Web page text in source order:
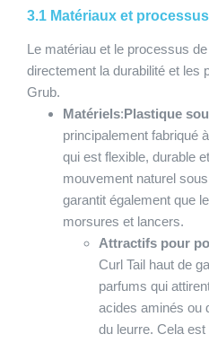
3.1 Matériaux et
Le matériau et le processus
directement la durabilité et les
Grub.
Matériels:Plastique
principalement fabriqué
qui est flexible, durable
mouvement naturel
garantit également que
morsures et lancers.
Attractifs pour
Curl Tail haut de
parfums qui
acides aminés ou
du leurre. Cela